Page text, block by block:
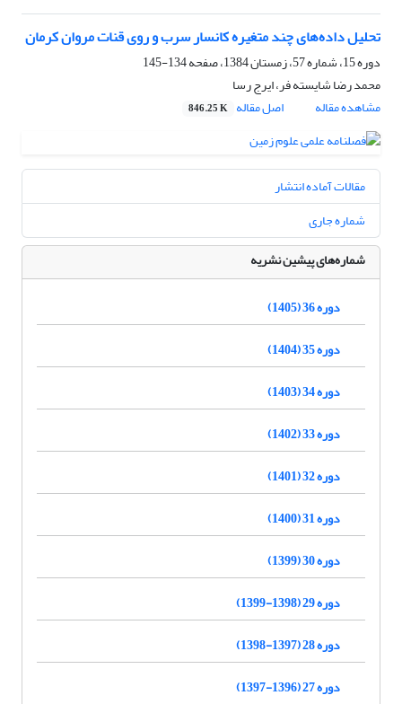
تحلیل داده‌های چند متغیره کانسار سرب و روی قنات مروان کرمان
دوره 15، شماره 57، زمستان 1384، صفحه
134-145
محمد رضا شایسته فر، ایرج رسا
مشاهده مقاله
اصل مقاله 846.25 K
مقالات آماده انتشار
شماره جاری
شماره‌های پیشین نشریه
دوره 36 (1405)
دوره 35 (1404)
دوره 34 (1403)
دوره 33 (1402)
دوره 32 (1401)
دوره 31 (1400)
دوره 30 (1399)
دوره 29 (1398-1399)
دوره 28 (1397-1398)
دوره 27 (1396-1397)